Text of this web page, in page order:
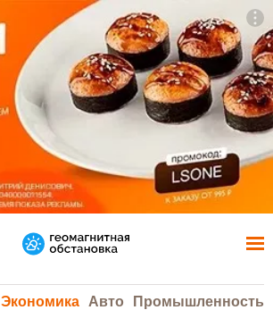
Экономика Авто Промышленность